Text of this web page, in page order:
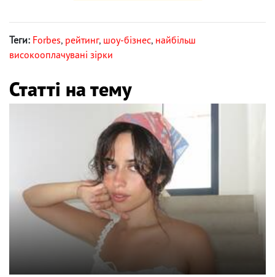
Теги: Forbes, рейтинг, шоу-бізнес, найбільш
високооплачувані зірки
Статті на тему